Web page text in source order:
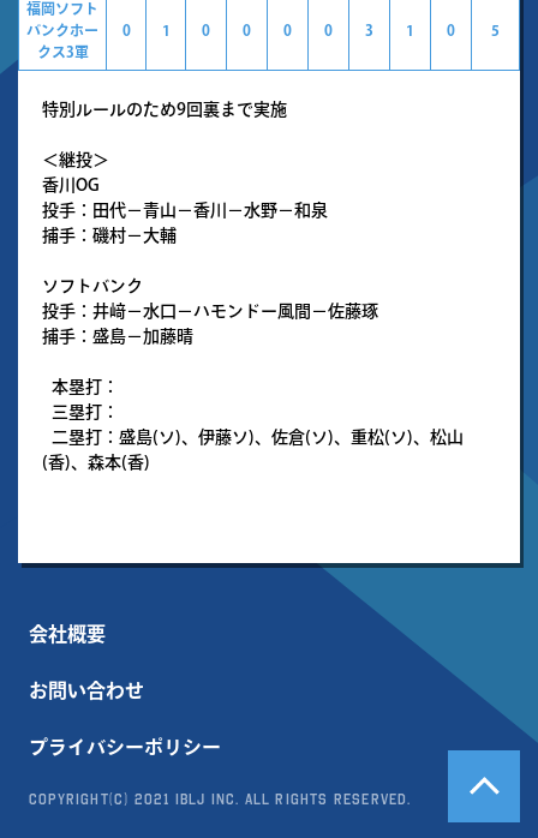
福岡ソフト
バンクホー
クス3軍
0 1 0 0 0 0 3 1 0 5
特別ルールのため9回裏まで実施
＜継投＞
香川OG
投手：田代－青山－香川－水野－和泉
捕手：磯村－大輔
ソフトバンク
投手：井﨑－水口－ハモンドー風間－佐藤琢
捕手：盛島－加藤晴
本塁打：
三塁打：
二塁打：盛島(ソ)、伊藤ソ)、佐倉(ソ)、重松(ソ)、松山
(香)、森本(香)
会社概要
お問い合わせ
プライバシーポリシー
Copyright(c) 2021 IBLJ Inc. All Rights Reserved.